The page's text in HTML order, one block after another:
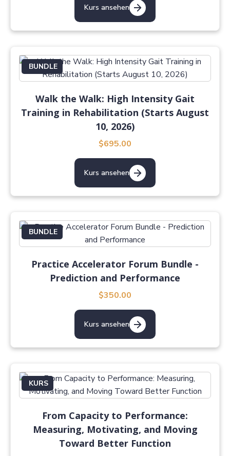
Kurs ansehen
BUNDLE
Walk the Walk: High Intensity Gait
Training in Rehabilitation (Starts August
10, 2026)
$695.00
Kurs ansehen
BUNDLE
Practice Accelerator Forum Bundle -
Prediction and Performance
$350.00
Kurs ansehen
KURS
From Capacity to Performance:
Measuring, Motivating, and Moving
Toward Better Function